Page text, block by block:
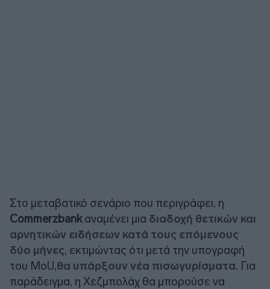
Στο μεταβατικό σενάριο που περιγράφει, η
Commerzbank αναμένει μια διαδοχή θετικών και
αρνητικών ειδήσεων κατά τους επόμενους
δύο μήνες, εκτιμώντας ότι μετά την υπογραφή
του MoU,θα υπάρξουν νέα πισωγυρίσματα. Για
παράδειγμα, η Χεζμπολάχ θα μπορούσε να